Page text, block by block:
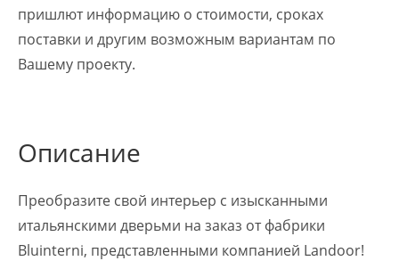
пришлют информацию о стоимости, сроках
поставки и другим возможным вариантам по
Вашему проекту.
Описание
Преобразите свой интерьер с изысканными
итальянскими дверьми на заказ от фабрики
Bluinterni, представленными компанией Landoor!